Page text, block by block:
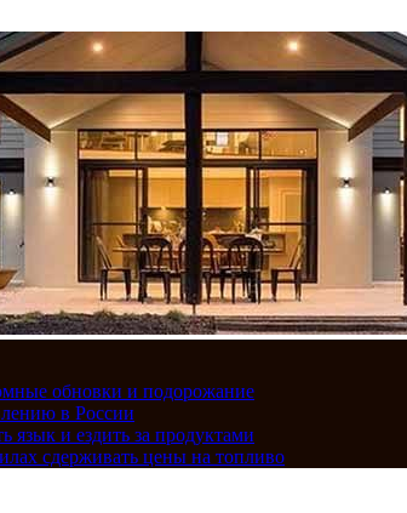
обновки и подорожание
в России
язык и ездить за продуктами
сдерживать цены на топливо